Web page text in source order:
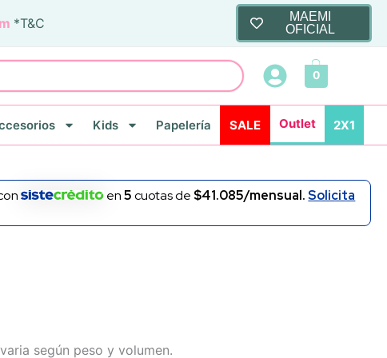
*T&C
MAEMI
OFICIAL
0
Kids Papelería SALE Outlet 2X1
en5cuotas de $41.085/mensual.Solicita
según peso y volumen.